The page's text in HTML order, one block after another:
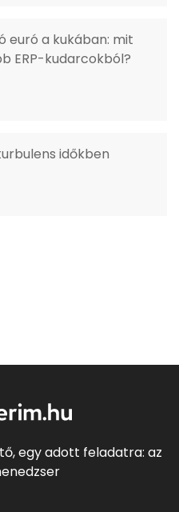
euró a kukában: mit
ERP-kudarcokból?
időkben
egy adott feladatra: az